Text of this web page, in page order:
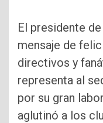
El presidente
mensaje de
directivos y
representa al
por su gran
aglutinó a los